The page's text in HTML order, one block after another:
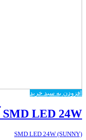
افزودن به سبد خرید
SMD LED 24W آفتابی (دایورخور)
SMD LED 24W (SUNNY)